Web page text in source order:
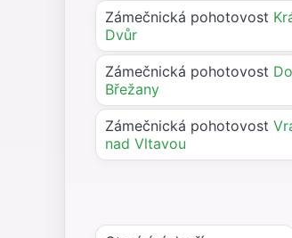
Zámečnická pohotovost
Dvůr
Zámečnická pohotovost
Břežany
Zámečnická pohotovost
nad Vltavou